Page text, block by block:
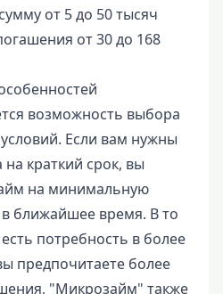
от 5 до 50 тысяч
от 30 до 168
возможность выбора
Если вам нужны
краткий срок, вы
на минимальную
ближайшее время. В то
потребность в более
предпочитаете более
"Микрозайм" также